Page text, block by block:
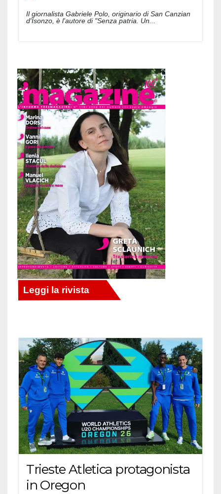
Il giornalista Gabriele Polo, originario di San Canzian
d'Isonzo, è l'autore di "Senza patria. Un...
Trieste Atletica protagonista
in Oregon